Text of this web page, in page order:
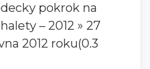
pokrok na
– 2012 » 27
2012 roku(0.3